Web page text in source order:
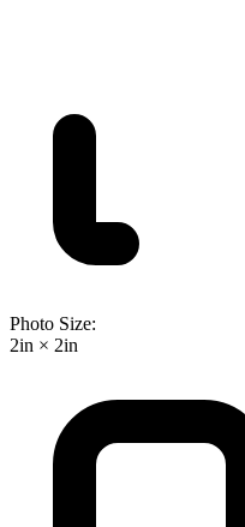
Photo Size:
2in × 2in